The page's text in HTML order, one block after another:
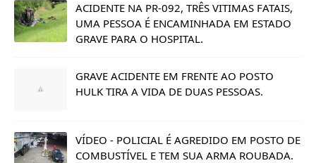
ACIDENTE NA PR-092, TRÊS VITIMAS FATAIS,
UMA PESSOA É ENCAMINHADA EM ESTADO
GRAVE PARA O HOSPITAL.
GRAVE ACIDENTE EM FRENTE AO POSTO
HULK TIRA A VIDA DE DUAS PESSOAS.
VÍDEO - POLICIAL É AGREDIDO EM POSTO DE
COMBUSTÍVEL E TEM SUA ARMA ROUBADA.